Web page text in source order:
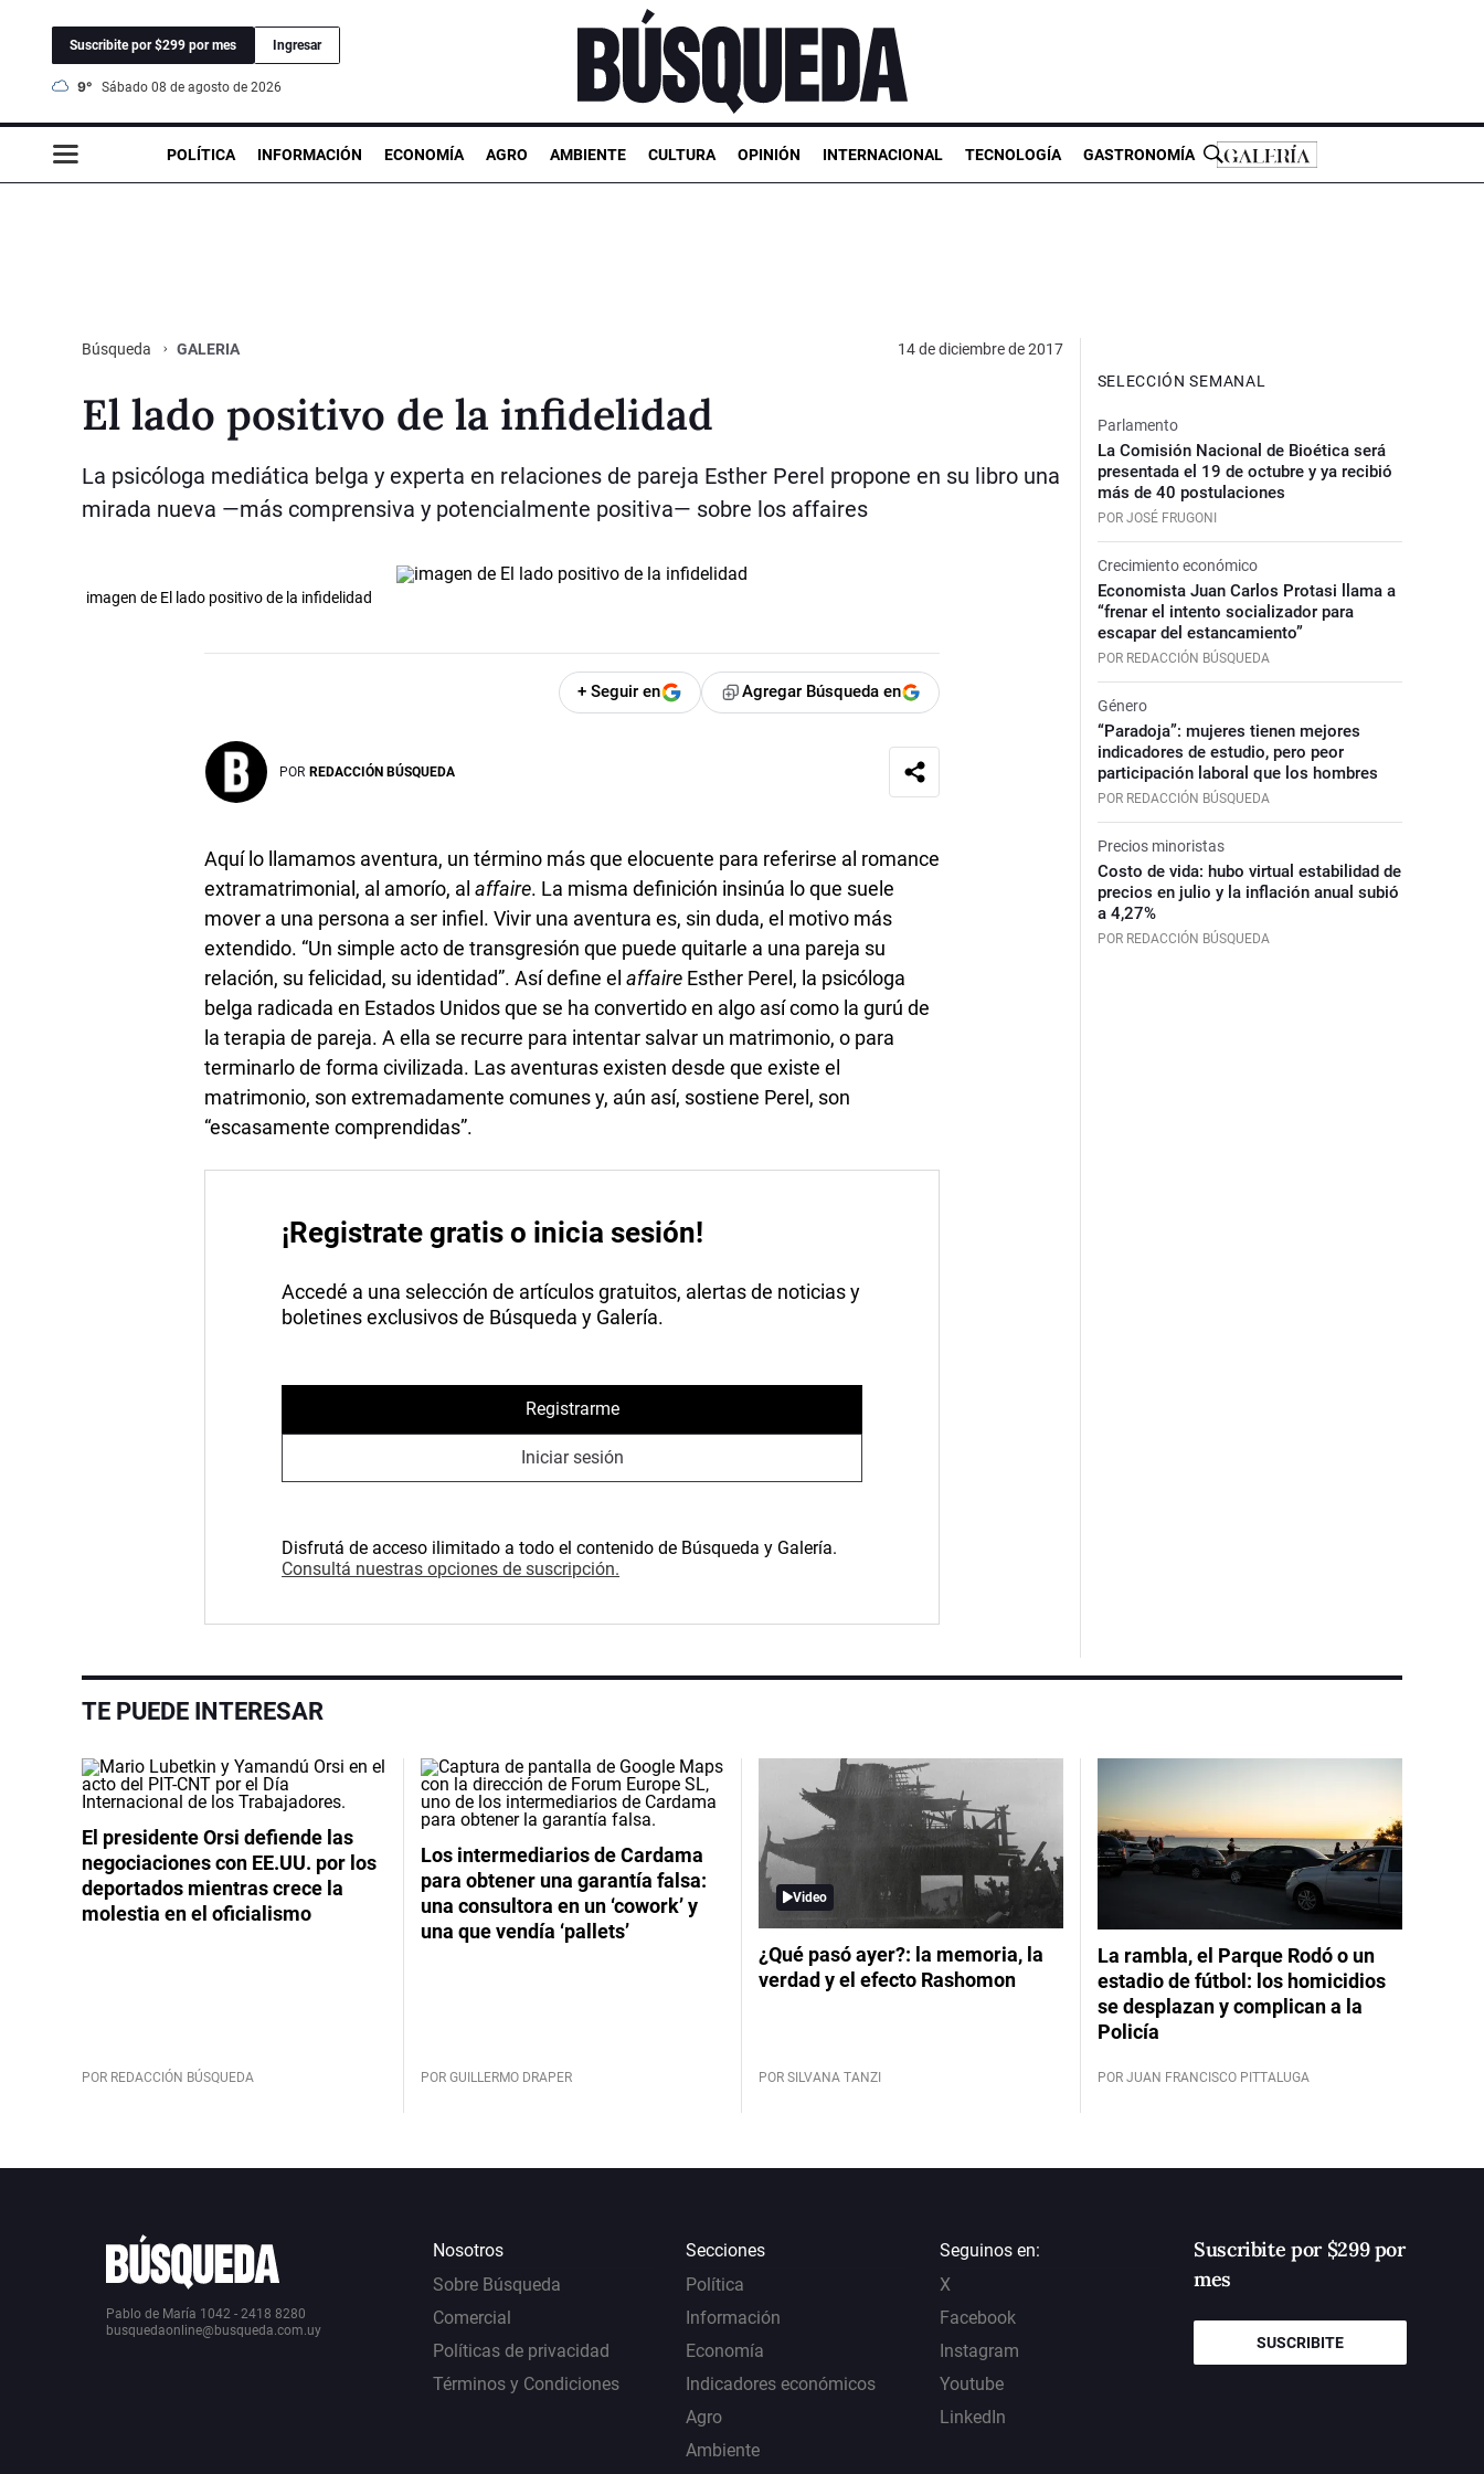
Suscribite por $299 por mes Ingresar
9° sábado 08 de agosto de 2026
POLÍTICA INFORMACIÓN ECONOMÍA AGRO AMBIENTE CULTURA OPINIÓN INTERNACIONAL TECNOLOGÍA GASTRONOMÍA
Búsqueda GALERIA 14 de diciembre de 2017
El lado positivo de la infidelidad
La psicóloga mediática belga y experta en relaciones de pareja Esther Perel propone en su libro una
mirada nueva —más comprensiva y potencialmente positiva— sobre los affaires
imagen de El lado positivo de la infidelidad
+ Seguir en Agregar Búsqueda en
POR REDACCIÓN BÚSQUEDA
Aquí lo llamamos aventura, un término más que elocuente para referirse al romance
extramatrimonial, al amorío, alaffaire. La misma definición insinúa lo que suele
mover a una persona a ser infiel. Vivir una aventura es, sin duda, el motivo más
extendido. “Un simple acto de transgresión que puede quitarle a una pareja su
relación, su felicidad, su identidad”. Así define elaffaire Esther Perel, la psicóloga
belga radicada en Estados Unidos que se ha convertido en algo así como la gurú de
la terapia de pareja. A ella se recurre para intentar salvar un matrimonio, o para
terminarlo de forma civilizada. Las aventuras existen desde que existe el
matrimonio, son extremadamente comunes y, aún así, sostiene Perel, son
“escasamente comprendidas”.
¡Registrate gratis o inicia sesión!
Accedé a una selección de artículos gratuitos, alertas de noticias y
boletines exclusivos de Búsqueda y Galería.
Registrarme
Iniciar sesión
Disfrutá de acceso ilimitado a todo el contenido de Búsqueda y Galería.
Consultá nuestras opciones de suscripción.
SELECCIÓN SEMANAL
Parlamento
La Comisión Nacional de Bioética será
presentada el 19 de octubre y ya recibió
más de 40 postulaciones
POR JOSÉ FRUGONI
Crecimiento económico
Economista Juan Carlos Protasi llama a
“frenar el intento socializador para
escapar del estancamiento”
POR REDACCIÓN BÚSQUEDA
Género
“Paradoja”: mujeres tienen mejores
indicadores de estudio, pero peor
participación laboral que los hombres
POR REDACCIÓN BÚSQUEDA
Precios minoristas
Costo de vida: hubo virtual estabilidad de
precios en julio y la inflación anual subió
a 4,27%
POR REDACCIÓN BÚSQUEDA
TE PUEDE INTERESAR
El presidente Orsi defiende las
negociaciones con EE.UU. por los
deportados mientras crece la
molestia en el oficialismo
POR REDACCIÓN BÚSQUEDA
Los intermediarios de Cardama
para obtener una garantía falsa:
una consultora en un ‘cowork’ y
una que vendía ‘pallets’
POR GUILLERMO DRAPER
Video
¿Qué pasó ayer?: la memoria, la
verdad y el efecto Rashomon
POR SILVANA TANZI
La rambla, el Parque Rodó o un
estadio de fútbol: los homicidios
se desplazan y complican a la
Policía
POR JUAN FRANCISCO PITTALUGA
Pablo de María 1042 - 2418 8280
busquedaonline@busqueda.com.uy
Nosotros
Sobre Búsqueda
Comercial
Políticas de privacidad
Términos y Condiciones
Secciones
Política
Información
Economía
Indicadores económicos
Agro
Ambiente
Seguinos en:
X
Facebook
Instagram
Youtube
LinkedIn
Suscribite por $299 por
mes
SUSCRIBITE